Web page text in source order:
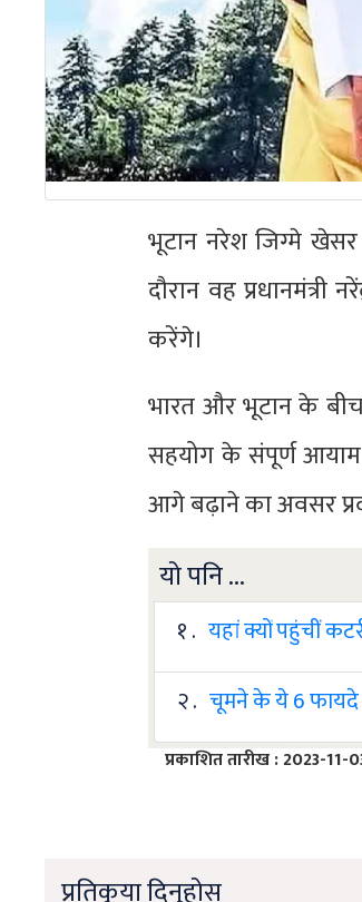
भूटान नरेश जिग्मे
दौरान वह
करेंगे।
भारत और भूटान के बीच
सहयोग के संपूर्ण आयाम
आगे बढ़ाने का अवसर
यो पनि ...
१ . यहां क्यों पहुंचीं
२ . चूमने के ये 6 फायदे
प्रकाशित तारीख : 2023-11-